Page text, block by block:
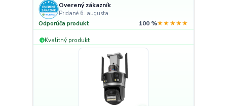
Overený zákazník
Pridané 6. augusta
Odporúča produkt 100 %★★★★★
+ Kvalitný produkt